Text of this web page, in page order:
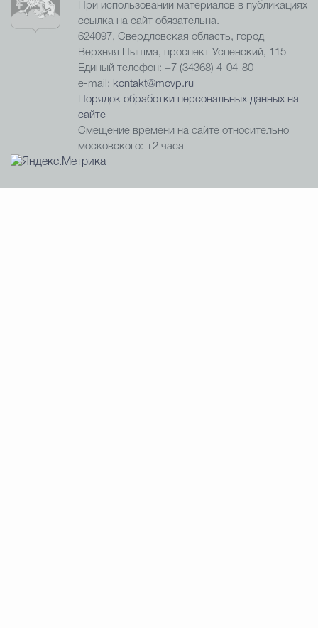
При использовании материалов в публикациях
ссылка на сайт обязательна.
624097, Свердловская область, город
Верхняя Пышма, проспект Успенский, 115
Единый телефон: +7 (34368) 4-04-80
e-mail: kontakt@movp.ru
Порядок обработки персональных данных на
сайте
Смещение времени на сайте относительно
московского: +2 часа